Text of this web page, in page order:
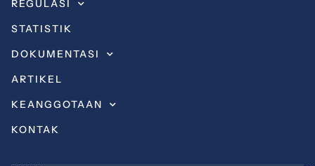
REGULASI
STATISTIK
DOKUMENTASI
ARTIKEL
KEANGGOTAAN
KONTAK